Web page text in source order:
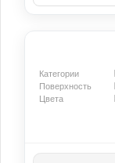
Категории
Поверхность
Цвета